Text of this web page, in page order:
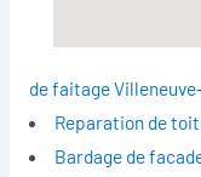
de faitage
Reparation de
Bardage de